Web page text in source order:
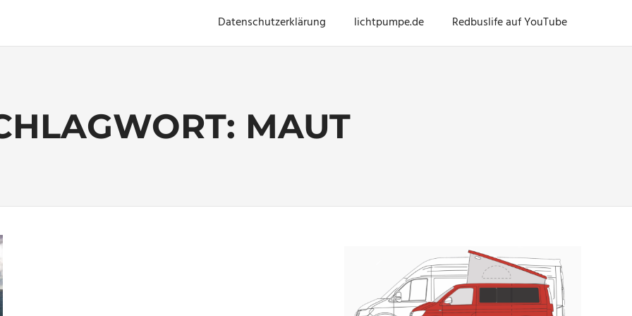
Datenschutzerklärung lichtpumpe.de Redbuslife auf YouTube
MAUT